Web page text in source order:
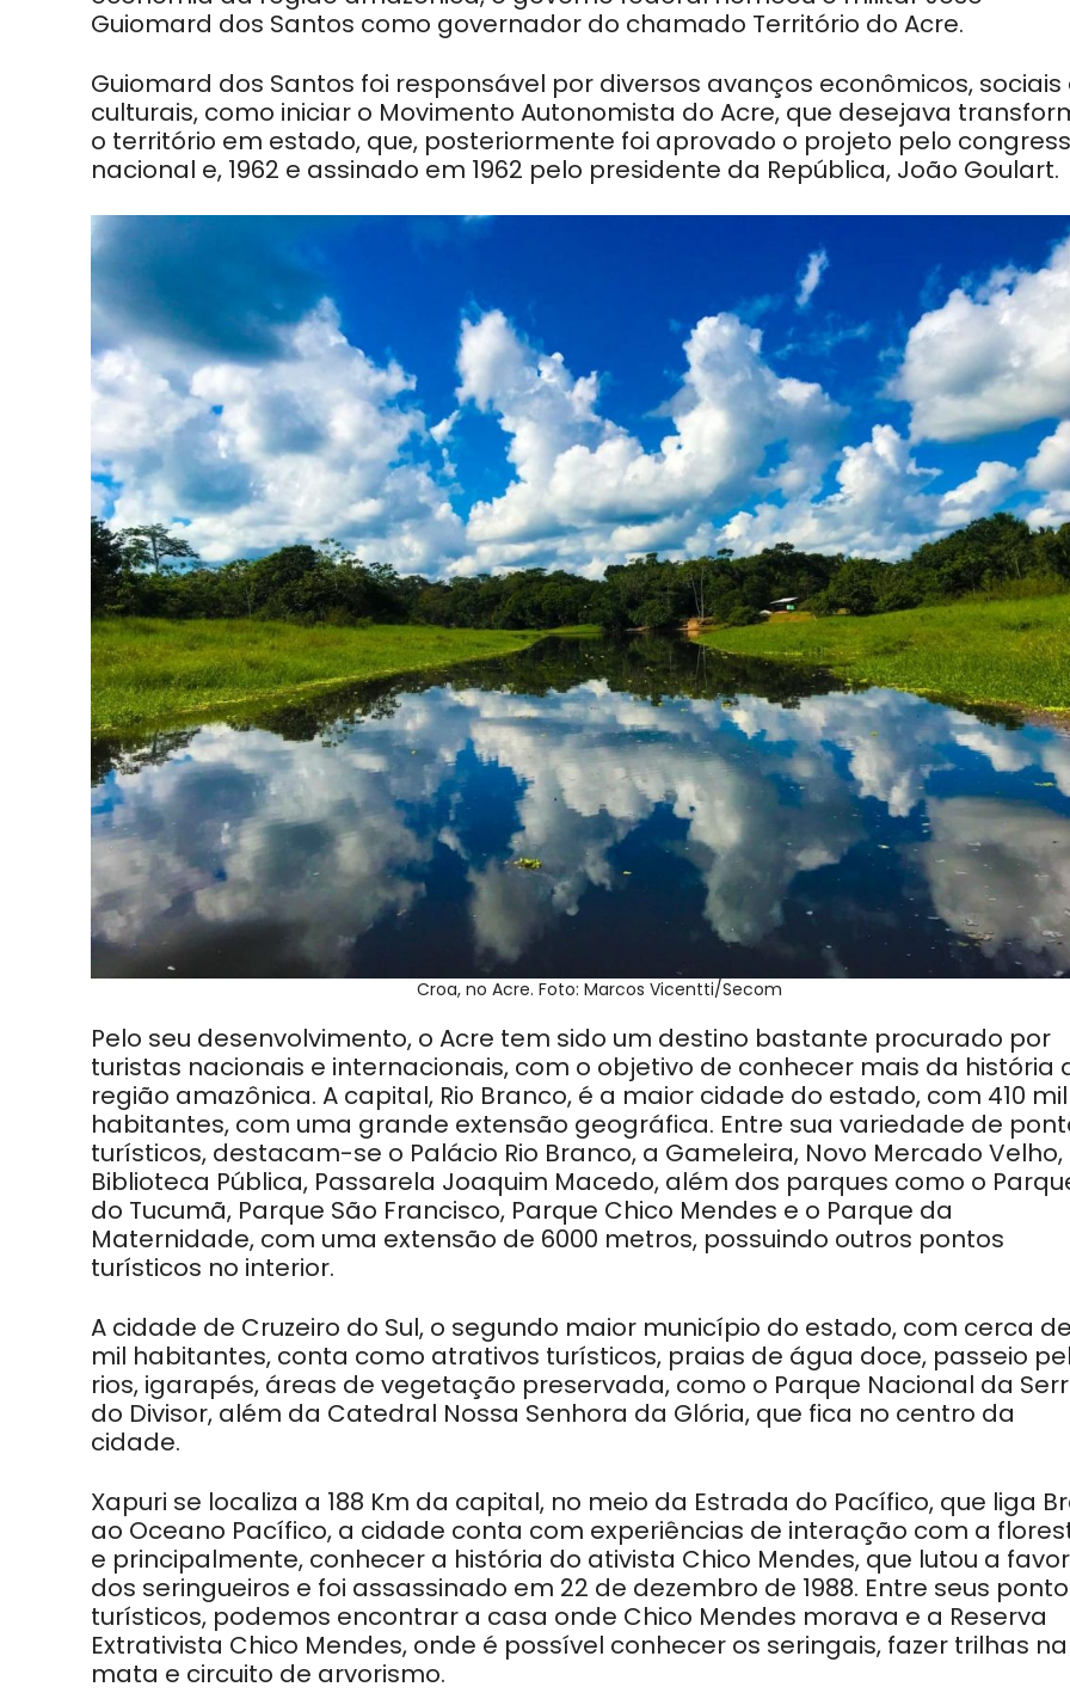
Guiomard dos Santos como governador do chamado Território do Acre.
Guiomard dos Santos foi responsável por diversos avanços econômicos, sociais
culturais, como iniciar o Movimento Autonomista do Acre, que desejava
o território em estado, que, posteriormente foi aprovado o projeto pelo
nacional e, 1962 e assinado em 1962 pelo presidente da República, João Goulart.
Croa, no Acre. Foto: Marcos Vicentti/Secom
Pelo seu desenvolvimento, o Acre tem sido um destino bastante procurado por
turistas nacionais e internacionais, com o objetivo de conhecer mais da história
região amazônica. A capital, Rio Branco, é a maior cidade do estado, com 410 mil
habitantes, com uma grande extensão geográfica. Entre sua variedade de
turísticos, destacam-se o Palácio Rio Branco, a Gameleira, Novo Mercado Velho,
Biblioteca Pública, Passarela Joaquim Macedo, além dos parques como o
do Tucumã, Parque São Francisco, Parque Chico Mendes e o Parque da
Maternidade, com uma extensão de 6000 metros, possuindo outros pontos
turísticos no interior.
A cidade de Cruzeiro do Sul, o segundo maior município do estado, com cerca
mil habitantes, conta como atrativos turísticos, praias de água doce, passeio
rios, igarapés, áreas de vegetação preservada, como o Parque Nacional da
do Divisor, além da Catedral Nossa Senhora da Glória, que fica no centro da
cidade.
Xapuri se localiza a 188 Km da capital, no meio da Estrada do Pacífico, que liga
ao Oceano Pacífico, a cidade conta com experiências de interação com a
e principalmente, conhecer a história do ativista Chico Mendes, que lutou a favor
dos seringueiros e foi assassinado em 22 de dezembro de 1988. Entre seus
turísticos, podemos encontrar a casa onde Chico Mendes morava e a Reserva
Extrativista Chico Mendes, onde é possível conhecer os seringais, fazer trilhas na
mata e circuito de arvorismo.